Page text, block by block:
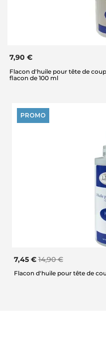
7,90 €
Flacon d'huile pour tête de
flacon de 100 ml
PROMO
7,45 €14,90 €
Flacon d'huile pour tête de